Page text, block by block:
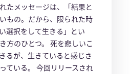
たメッセージは、「結果と
もの。だから、限られた時
選択をして生きる」とい
方のひとつ。 死を悲しいこ
るが、生きていると感じさ
ている。 今回リリースされ